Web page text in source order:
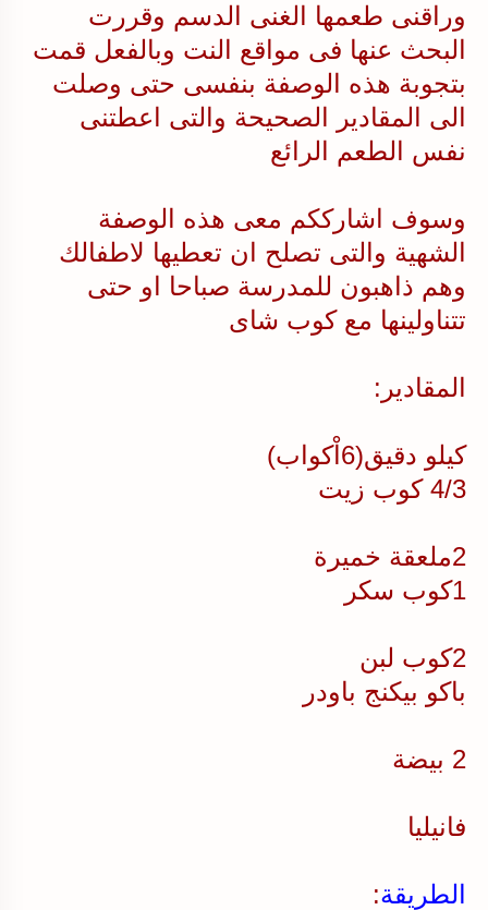
وراقنى طعمها الغنى الدسم وقررت
البحث عنها فى مواقع النت وبالفعل قمت
بتجوبة هذه الوصفة بنفسى حتى وصلت
الى المقادير الصحيحة والتى اعطتنى
نفس الطعم الرائع
وسوف اشارككم معى هذه الوصفة
الشهية والتى تصلح ان تعطيها لاطفالك
وهم ذاهبون للمدرسة صباحا او حتى
تتناولينها مع كوب شاى
المقادير:
كيلو دقيق(6اْكواب)
4/3 كوب زيت
2ملعقة خميرة
1كوب سكر
2كوب لبن
باكو بيكنج باودر
2 بيضة
فانيليا
الطريقة: